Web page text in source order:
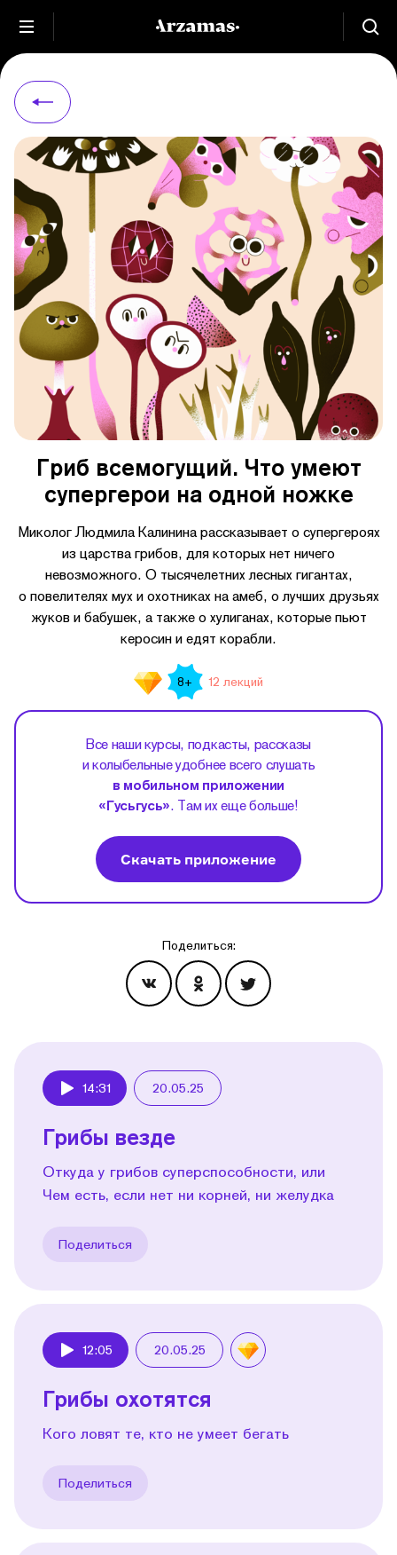
Гриб всемогущий. Что умеют
супергерои на одной ножке
Миколог Людмила Калинина рассказывает о супергероях
из царства грибов, для которых нет ничего
невозможного. О тысячелетних лесных гигантах,
о повелителях мух и охотниках на амеб, о лучших друзьях
жуков и бабушек, а также о хулиганах, которые пьют
керосин и едят корабли.
8+ 12 лекций
Все наши курсы, подкасты, рассказы
и колыбельные удобнее всего слушать
в мобильном приложении
«Гусьгусь». Там их еще больше!
Скачать приложение
Поделиться:
14:31 20.05.25
Грибы везде
Откуда у грибов суперспособности, или
Чем есть, если нет ни корней, ни желудка
Поделиться
12:05 20.05.25
Грибы охотятся
Кого ловят те, кто не умеет бегать
Поделиться